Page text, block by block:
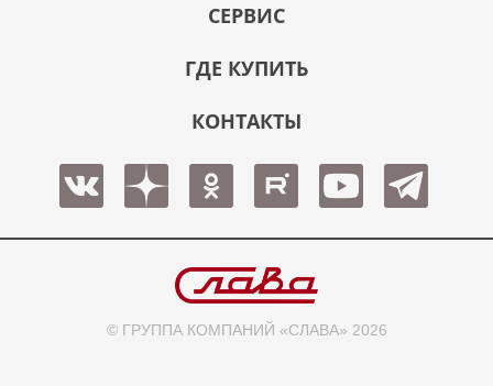
СЕРВИС
ГДЕ КУПИТЬ
КОНТАКТЫ
© ГРУППА КОМПАНИЙ «СЛАВА» 2026